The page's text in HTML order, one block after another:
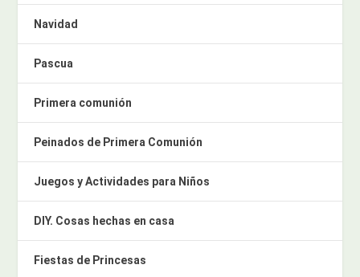
Navidad
Pascua
Primera comunión
Peinados de Primera Comunión
Juegos y Actividades para Niños
DIY. Cosas hechas en casa
Fiestas de Princesas